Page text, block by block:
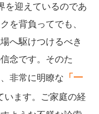
を迎えているのであ
を背負ってでも、
へ駆けつけるべき
念です。そのた
非常に明瞭な 「一
います。ご家庭の経